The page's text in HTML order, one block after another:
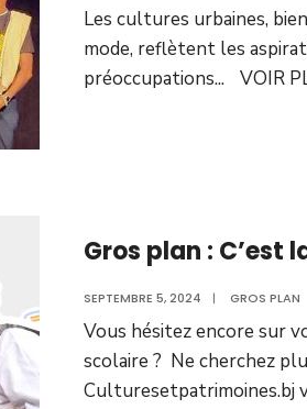
Les cultures urbaines,
mode, reflètent les
préoccupations... VOIR
Gros plan : C’est
SEPTEMBRE 5, 2024 | GROS PLAN
Vous hésitez encore sur
scolaire ? Ne cherchez
Culturesetpatrimoines.bj